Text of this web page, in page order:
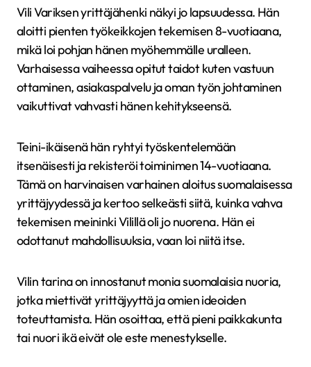
Vili Variksen yrittäjähenki näkyi jo lapsuudessa. Hän
aloitti pienten työkeikkojen tekemisen 8-vuotiaana,
mikä loi pohjan hänen myöhemmälle uralleen.
Varhaisessa vaiheessa opitut taidot kuten vastuun
ottaminen, asiakaspalvelu ja oman työn johtaminen
vaikuttivat vahvasti hänen kehitykseensä.
Teini-ikäisenä hän ryhtyi työskentelemään
itsenäisesti ja rekisteröi toiminimen 14-vuotiaana.
Tämä on harvinaisen varhainen aloitus suomalaisessa
yrittäjyydessä ja kertoo selkeästi siitä, kuinka vahva
tekemisen meininki Vilillä oli jo nuorena. Hän ei
odottanut mahdollisuuksia, vaan loi niitä itse.
Vilin tarina on innostanut monia suomalaisia nuoria,
jotka miettivät yrittäjyyttä ja omien ideoiden
toteuttamista. Hän osoittaa, että pieni paikkakunta
tai nuori ikä eivät ole este menestykselle.